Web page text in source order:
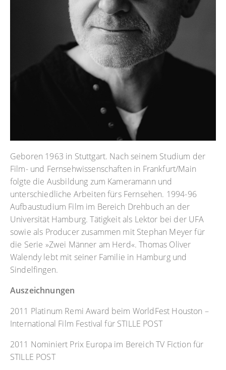
Geboren 1963 in Stuttgart. Nach seinem Studium der
Film- und Fernsehwissenschaften in Frankfurt/Main
folgte die Ausbildung zum Kameramann und
unterschiedliche Arbeiten fürs Fernsehen. 1994-96
Aufbaustudium Film im Bereich Drehbuch an der
Universität Hamburg. Tätigkeit als Lektor bei der UFA
sowie als Producer zusammen mit Stephan Meyer für
die Serie »Zwei Männer am Herd«. Thomas Oliver
Walendy lebt mit seiner Familie in Hamburg und
Sindelfingen.
Auszeichnungen
2011 Platinum Remi Award beim WorldFest Houston –
International Film Festival für STILLE POST
2011 Nominiert Prix Europa im Bereich TV Fiction für
STILLE POST